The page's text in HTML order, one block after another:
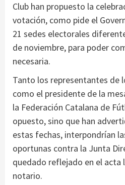
Club han propuesto la
votación, como pide el
21 sedes electorales
de noviembre, para poder
necesaria.
Tanto los representantes de
como el presidente de la
la Federación Catalana de
opuesto, sino que han
estas fechas, interpondrían
oportunas contra la Junta
quedado reflejado en el acta
notario.